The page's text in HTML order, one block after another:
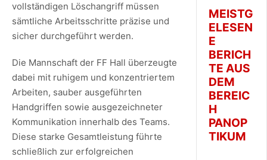
vollständigen Löschangriff müssen
sämtliche Arbeitsschritte präzise und
sicher durchgeführt werden.
Die Mannschaft der FF Hall überzeugte
dabei mit ruhigem und konzentriertem
Arbeiten, sauber ausgeführten
Handgriffen sowie ausgezeichneter
Kommunikation innerhalb des Teams.
Diese starke Gesamtleistung führte
schließlich zur erfolgreichen
MEISTG
ELESEN
E
BERICH
TE AUS
DEM
BEREIC
H
PANOP
TIKUM